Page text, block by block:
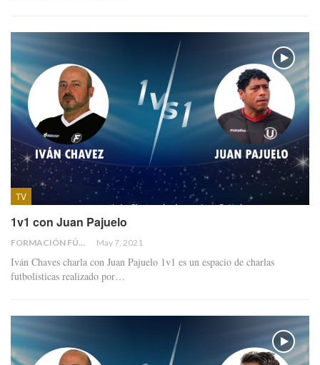
TV
1v1 con Juan Pajuelo
FORMACIÓN FÚTBOL May 7, 2021
Iván Chaves charla con Juan Pajuelo 1v1 es un espacio de charlas
futbolisticas realizado por…